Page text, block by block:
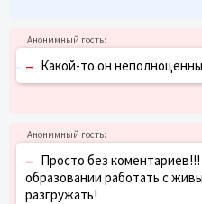
– Какой-то он
– Просто без
образовании работать с
разгружать!